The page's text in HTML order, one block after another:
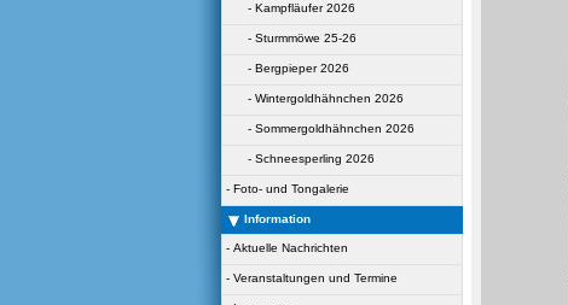
- Kampfläufer 2026
- Sturmmöwe 25-26
- Bergpieper 2026
- Wintergoldhähnchen 2026
- Sommergoldhähnchen 2026
- Schneesperling 2026
- Foto- und Tongalerie
Information
- Aktuelle Nachrichten
- Veranstaltungen und Termine